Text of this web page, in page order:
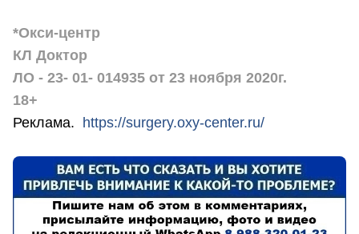
*Окси-центр
КЛ Доктор
ЛО - 23- 01- 014935 от 23 ноября 2020г.
18+
Реклама. https://surgery.oxy-center.ru/